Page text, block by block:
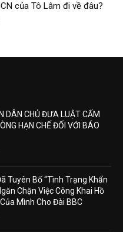
của Tô Lâm đi về đâu?
DÂN CHỦ ĐƯA LUẬT CẤM
HẠN CHẾ ĐỐI VỚI BÁO
Tuyên Bố “Tình Trạng Khẩn
Chặn Việc Công Khai Hồ
Mình Cho Đài BBC